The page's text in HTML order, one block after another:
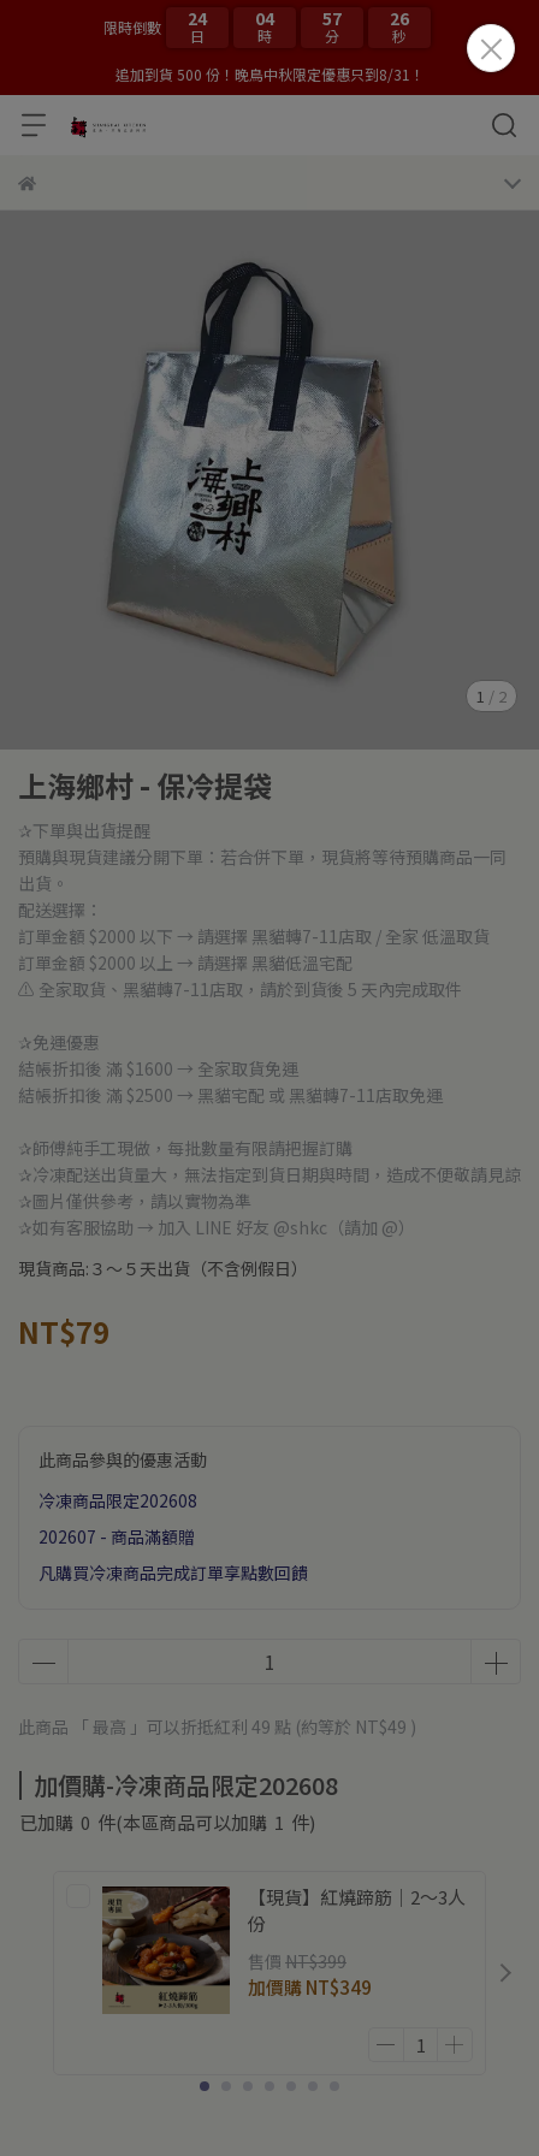
限時倒數 24
日
04
時
57
分
26
秒
追加到貨 500 份！晚鳥中秋限定優惠只到8/31！
1 / 2
上海鄉村 - 保冷提袋
✰下單與出貨提醒
預購與現貨建議分開下單：若合併下單，現貨將等待預購商品一同
出貨。
配送選擇：
訂單金額 $2000 以下 → 請選擇 黑貓轉7-11店取 / 全家 低溫取貨
訂單金額 $2000 以上 → 請選擇 黑貓低溫宅配
⚠ 全家取貨、黑貓轉7-11店取，請於到貨後 5 天內完成取件
✰免運優惠
結帳折扣後 滿 $1600 → 全家取貨免運
結帳折扣後 滿 $2500 → 黑貓宅配 或 黑貓轉7-11店取免運
✰師傅純手工現做，每批數量有限請把握訂購
✰冷凍配送出貨量大，無法指定到貨日期與時間，造成不便敬請見諒
✰圖片僅供參考，請以實物為準
✰如有客服協助 → 加入 LINE 好友 @shkc（請加 @）
現貨商品:３～５天出貨（不含例假日）
NT$79
此商品參與的優惠活動
冷凍商品限定202608
202607 - 商品滿額贈
凡購買冷凍商品完成訂單享點數回饋
此商品 「 最高 」可以折抵紅利 49 點 (約等於 NT$49 )
加價購-冷凍商品限定202608
已加購 0 件(本區商品可以加購 1 件)
【現貨】紅燒蹄筋｜2～3人
份
售價 NT$399
加價購NT$349